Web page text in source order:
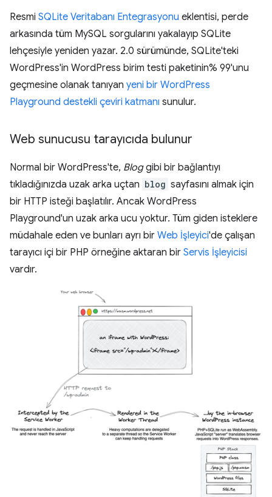
Resmi SQLite Veritabanı Entegrasyonu eklentisi, perde
arkasında tüm MySQL sorgularını yakalayıp SQLite
lehçesiyle yeniden yazar. 2.0 sürümünde, SQLite'teki
WordPress'in WordPress birim testi paketinin% 99'unu
geçmesine olanak tanıyan yeni bir WordPress
Playground destekli çeviri katmanı sunulur.
Web sunucusu tarayıcıda bulunur
Normal bir WordPress'te, Bloggibi bir bağlantıyı
tıkladığınızda uzak arka uçtan blog sayfasını almak için
bir HTTP isteği başlatılır. Ancak WordPress
Playground'un uzak arka ucu yoktur. Tüm giden isteklere
müdahale eden ve bunları ayrı bir Web İşleyici'de çalışan
tarayıcı içi bir PHP örneğine aktaran bir Servis İşleyicisi
vardır.